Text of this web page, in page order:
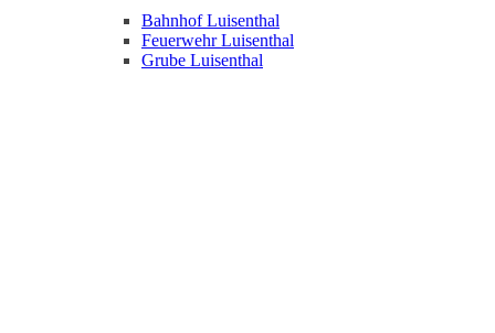
Bahnhof Luisenthal
Feuerwehr Luisenthal
Grube Luisenthal